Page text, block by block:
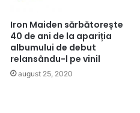
Iron Maiden sărbătorește
40 de ani de la apariția
albumului de debut
relansându-l pe vinil
august 25, 2020